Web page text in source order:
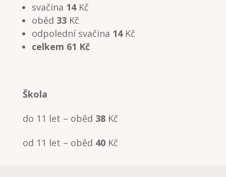
svačina 14Kč
oběd 33Kč
odpolední svačina 14Kč
celkem 61 Kč
Škola
do 11 let – oběd 38Kč
od 11 let – oběd 40Kč